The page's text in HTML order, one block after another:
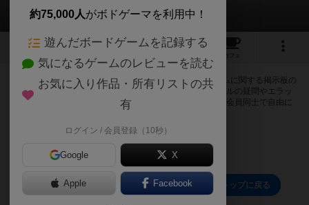
カフェ
ログインすると京大・東田式 頭がよくなる 都道府県ゲームに関する掲示板の
作成やコメントの書き込みが出来るようになります。ルールの疑問やエラッ
タ情報、マニュアルでは判断し辛い曖昧な表記等について会員同士で自由に
ログイン/無料会員登録
京大・東田式 頭がよくなる 都道府県ゲームのトップに戻る
約75,000人がボドゲーマを利用中！
遊んだボードゲームを記録する
気になるゲームのレビューを読む
お気に入り作品・所有リストの共
有
ログイン / 会員登録（10秒）
Google X
Apple Facebook